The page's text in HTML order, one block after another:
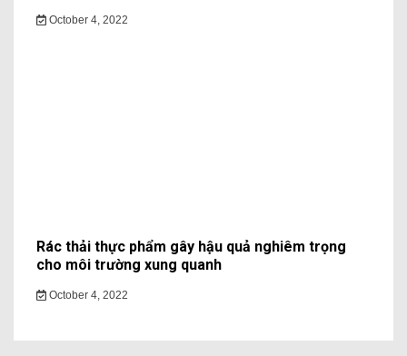
October 4, 2022
Rác thải thực phẩm gây hậu quả nghiêm trọng
cho môi trường xung quanh
October 4, 2022